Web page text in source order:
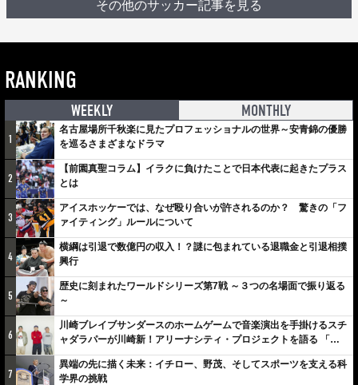
その他のサッカー記事を見る
RANKING
WEEKLY MONTHLY
1
名古屋場所千秋楽に見たプロフェッショナルの世界～安青錦の優勝
を巡るさまざまなドラマ
2
【前園真聖コラム】イラクに負けたことで日本代表に起きたプラス
とは
3
アイスホッケーでは、なぜ殴り合いが許されるのか？ 驚きの「フ
ァイティング」ルールについて
4
横綱は引退で数億円の収入！？謎に包まれている退職金と引退相撲
興行
5
歴史に刻まれたワールドシリーズ第7戦 ～３つの名場面で振り返る
～
6
川崎ブレイブサンダースのホームゲームで音楽演出を手掛けるスチ
ャダラパーが川崎新！アリーナシティ・プロジェクトを語る 「楽
しみでしかないでしょ。川崎は、ずっと成長曲線だから」
7
異端の先に描く未来：イチロー、野茂、そしてスポーツを支える科
学界の挑戦